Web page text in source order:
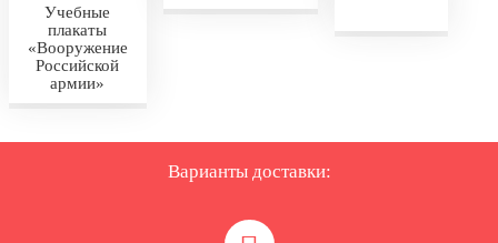
Учебные
плакаты
«Вооружение
Российской
армии»
Варианты доставки: